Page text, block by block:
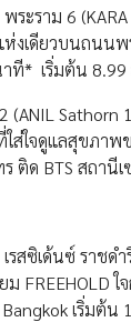
พระราม 6
ห่งเดียวบนถนน
าที* เริ่มต้น
(ANIL
ใส่ใจดูแลสุขภาพ
ร ติด BTS สถานี
เรสซิเด้นซ์ ราช
FREEHOLD
เริ่มต้น